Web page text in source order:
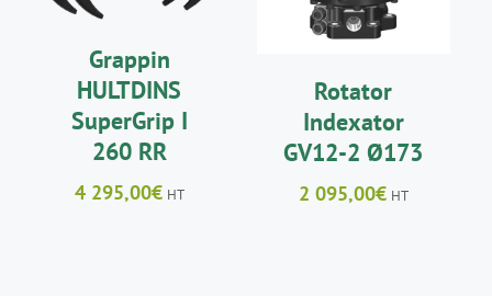
Grappin
HULTDINS
SuperGrip I
260 RR
4 295,00€ HT
Rotator
Indexator
GV12-2 Ø173
2 095,00€ HT